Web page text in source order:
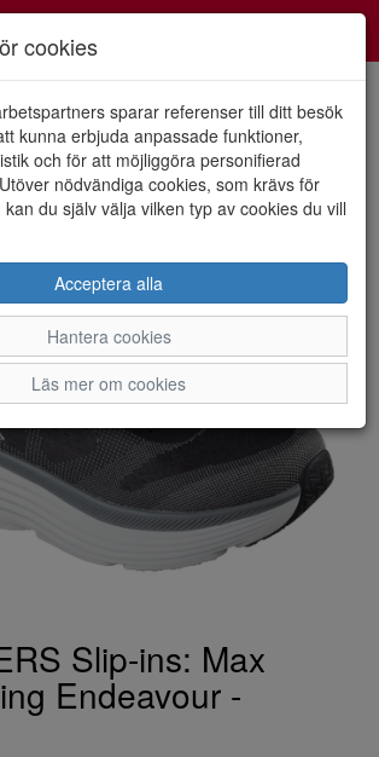
Slip-ins: Max
Endeavour -
cookies
sparar referenser till ditt besök
kunna erbjuda anpassade funktioner,
och för att möjliggöra personifierad
nödvändiga cookies, som krävs för
du själv välja vilken typ av cookies du vill
Acceptera alla
Hantera cookies
Läs mer om cookies